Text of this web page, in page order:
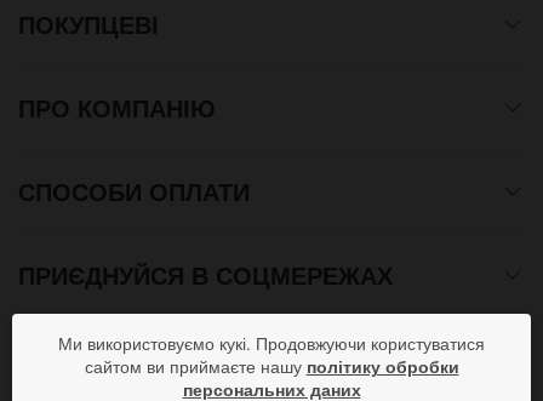
ПОКУПЦЕВІ
ПРО КОМПАНІЮ
СПОСОБИ ОПЛАТИ
ПРИЄДНУЙСЯ В СОЦМЕРЕЖАХ
Copyright © 2012- 2026 Всі права захищені. Магазин
Ми використовуємо кукі. Продовжуючи користуватися
сайтом ви приймаєте нашу політику обробки
персональних даних